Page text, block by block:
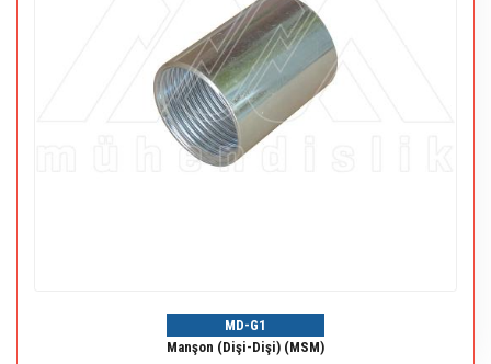
MD-G1
Manşon (Dişi-Dişi) (MSM)